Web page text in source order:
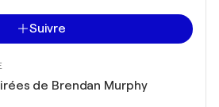
Suivre
de Brendan Murphy